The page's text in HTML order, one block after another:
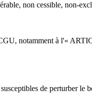
non cessible, non-
CGU, notamment à l'«
de perturber